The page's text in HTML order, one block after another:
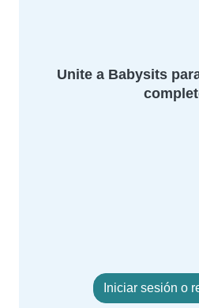
Unite a Babysits
Iniciar sesión o